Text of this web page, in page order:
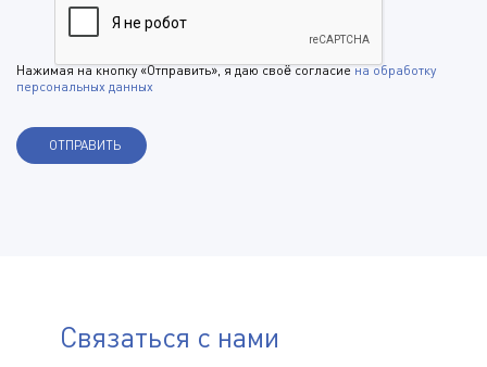
Нажимая на кнопку «Отправить», я даю своё согласиена обработку
персональных данных
Связаться с нами